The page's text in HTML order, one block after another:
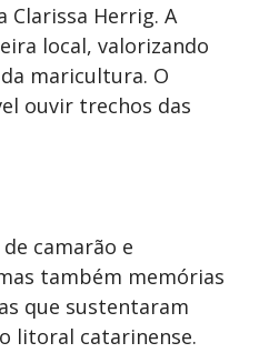
Clarissa Herrig. A
local, valorizando
maricultura. O
ouvir trechos das
camarão e
também memórias
que sustentaram
litoral catarinense.